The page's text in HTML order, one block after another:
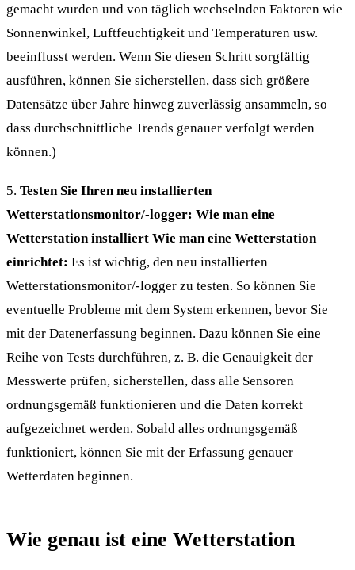
gemacht wurden und von täglich wechselnden Faktoren wie
Sonnenwinkel, Luftfeuchtigkeit und Temperaturen usw.
beeinflusst werden. Wenn Sie diesen Schritt sorgfältig
ausführen, können Sie sicherstellen, dass sich größere
Datensätze über Jahre hinweg zuverlässig ansammeln, so
dass durchschnittliche Trends genauer verfolgt werden
können.)
5. Testen Sie Ihren neu installierten
Wetterstationsmonitor/-logger: Wie man eine
Wetterstation installiert Wie man eine Wetterstation
einrichtet: Es ist wichtig, den neu installierten
Wetterstationsmonitor/-logger zu testen. So können Sie
eventuelle Probleme mit dem System erkennen, bevor Sie
mit der Datenerfassung beginnen. Dazu können Sie eine
Reihe von Tests durchführen, z. B. die Genauigkeit der
Messwerte prüfen, sicherstellen, dass alle Sensoren
ordnungsgemäß funktionieren und die Daten korrekt
aufgezeichnet werden. Sobald alles ordnungsgemäß
funktioniert, können Sie mit der Erfassung genauer
Wetterdaten beginnen.
Wie genau ist eine Wetterstation